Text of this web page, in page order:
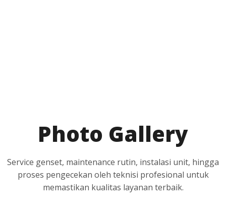
Photo Gallery
Service genset, maintenance rutin, instalasi unit, hingga
proses pengecekan oleh teknisi profesional untuk
memastikan kualitas layanan terbaik.